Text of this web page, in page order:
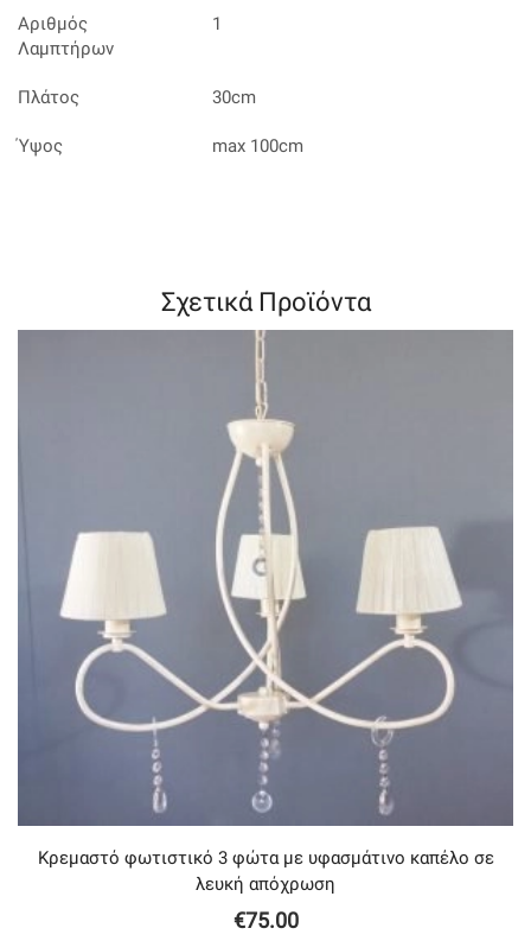
Αριθμός
Λαμπτήρων
1
Πλάτος 30cm
Ύψος max 100cm
Σχετικά Προϊόντα
Κρεμαστό φωτιστικό 3 φώτα με υφασμάτινο καπέλο σε
λευκή απόχρωση
€75.00